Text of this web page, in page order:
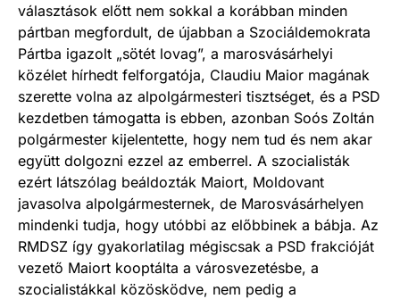
választások előtt nem sokkal a korábban minden
pártban megfordult, de újabban a Szociáldemokrata
Pártba igazolt „sötét lovag”, a marosvásárhelyi
közélet hírhedt felforgatója, Claudiu Maior magának
szerette volna az alpolgármesteri tisztséget, és a PSD
kezdetben támogatta is ebben, azonban Soós Zoltán
polgármester kijelentette, hogy nem tud és nem akar
együtt dolgozni ezzel az emberrel. A szocialisták
ezért látszólag beáldozták Maiort, Moldovant
javasolva alpolgármesternek, de Marosvásárhelyen
mindenki tudja, hogy utóbbi az előbbinek a bábja. Az
RMDSZ így gyakorlatilag mégiscsak a PSD frakcióját
vezető Maiort kooptálta a városvezetésbe, a
szocialistákkal közösködve, nem pedig a